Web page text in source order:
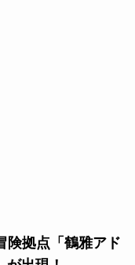
険拠点「鶴雅アド